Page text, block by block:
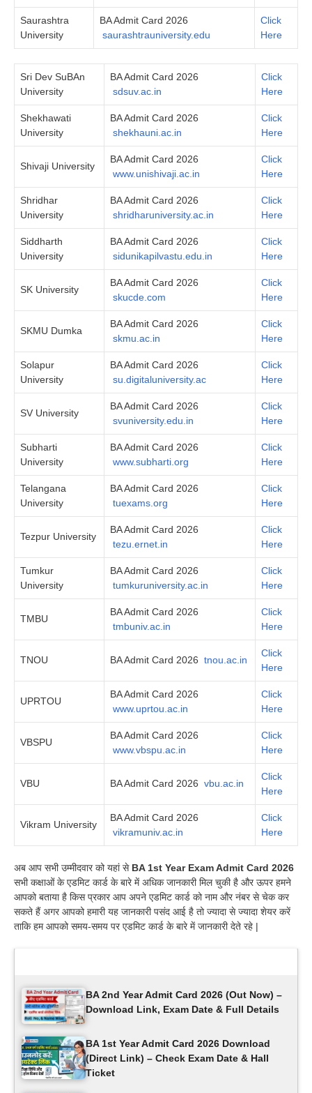
Saurashtra
University
BA Admit Card 2026
saurashtrauniversity.edu
Click
Here
Sri Dev SuBAn
University
BA Admit Card 2026
sdsuv.ac.in
Click
Here
Shekhawati
University
BA Admit Card 2026
shekhauni.ac.in
Click
Here
Shivaji University
BA Admit Card 2026
www.unishivaji.ac.in
Click
Here
Shridhar
University
BA Admit Card 2026
shridharuniversity.ac.in
Click
Here
Siddharth
University
BA Admit Card 2026
sidunikapilvastu.edu.in
Click
Here
SK University
BA Admit Card 2026
skucde.com
Click
Here
SKMU Dumka
BA Admit Card 2026
skmu.ac.in
Click
Here
Solapur
University
BA Admit Card 2026
su.digitaluniversity.ac
Click
Here
SV University
BA Admit Card 2026
svuniversity.edu.in
Click
Here
Subharti
University
BA Admit Card 2026
www.subharti.org
Click
Here
Telangana
University
BA Admit Card 2026
tuexams.org
Click
Here
Tezpur University
BA Admit Card 2026
tezu.ernet.in
Click
Here
Tumkur
University
BA Admit Card 2026
tumkuruniversity.ac.in
Click
Here
TMBU
BA Admit Card 2026
tmbuniv.ac.in
Click
Here
TNOU BA Admit Card 2026 tnou.ac.in
Click
Here
UPRTOU
BA Admit Card 2026
www.uprtou.ac.in
Click
Here
VBSPU
BA Admit Card 2026
www.vbspu.ac.in
Click
Here
VBU BA Admit Card 2026 vbu.ac.in
Click
Here
Vikram University
BA Admit Card 2026
vikramuniv.ac.in
Click
Here
अब आप सभी उम्मीदवार को यहां से BA 1st Year Exam Admit Card 2026
सभी कक्षाओं के एडमिट कार्ड के बारे में अधिक जानकारी मिल चुकी है और ऊपर हमने
आपको बताया है किस प्रकार आप अपने एडमिट कार्ड को नाम और नंबर से चेक कर
सकते हैं अगर आपको हमारी यह जानकारी पसंद आई है तो ज्यादा से ज्यादा शेयर करें
ताकि हम आपको समय-समय पर एडमिट कार्ड के बारे में जानकारी देते रहे |
BA 2nd Year Admit Card 2026 (Out Now) –
Download Link, Exam Date & Full Details
BA 1st Year Admit Card 2026 Download
(Direct Link) – Check Exam Date & Hall
Ticket